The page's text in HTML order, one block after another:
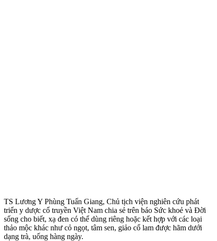
TS Lương Y Phùng Tuấn Giang, Chủ tịch viện nghiên cứu phát
triển y dược cổ truyền Việt Nam chia sẻ trên báo Sức khoẻ và Đời
sống cho biết, xạ đen có thể dùng riêng hoặc kết hợp với các loại
thảo mộc khác như cỏ ngọt, tâm sen, giảo cổ lam được hãm dưới
dạng trà, uống hàng ngày.